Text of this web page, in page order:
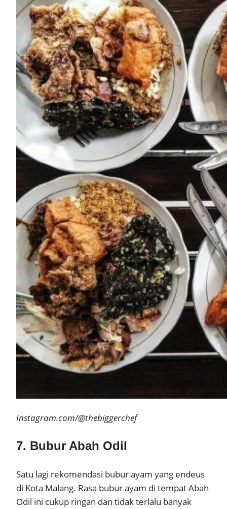
Instagram.com/@thebiggerchef
7. Bubur Abah Odil
Satu lagi rekomendasi bubur ayam yang endeus
di Kota Malang. Rasa bubur ayam di tempat Abah
Odil ini cukup ringan dan tidak terlalu banyak